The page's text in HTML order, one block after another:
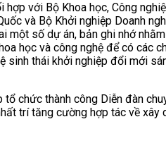
hợp với Bộ Khoa học, Công
và Bộ Khởi nghiệp Doanh
một số dự án, bản ghi nhớ
học và công nghệ để có các
sinh thái khởi nghiệp đổi mới
chức thành công Diễn đàn
trí tăng cường hợp tác về xây